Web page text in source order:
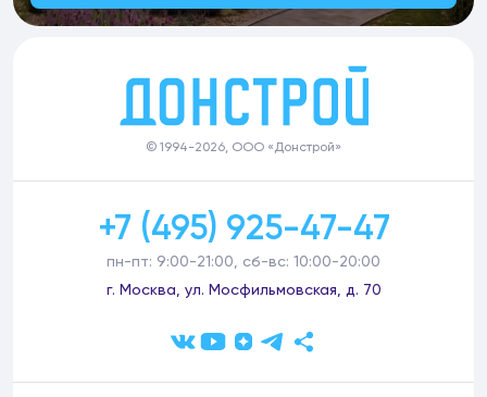
© 1994-2026, ООО «Донстрой»
+7 (495) 925-47-47
пн-пт: 9:00-21:00, сб-вс: 10:00-20:00
г. Москва, ул. Мосфильмовская, д. 70